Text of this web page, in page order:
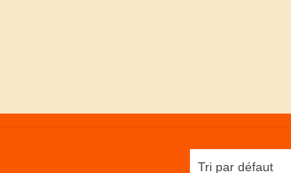
Tri par défaut